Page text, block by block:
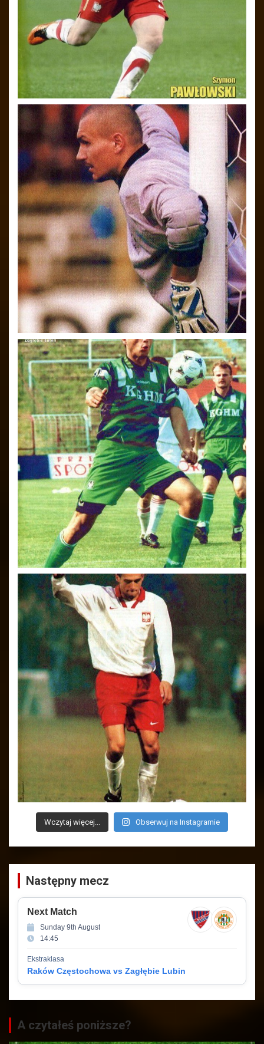
Wczytaj więcej... Obserwuj na Instagramie
Następny mecz
Next Match
Sunday 9th August
14:45
Ekstraklasa
Raków Częstochowa vs Zagłębie Lubin
A czytałeś poniższe?